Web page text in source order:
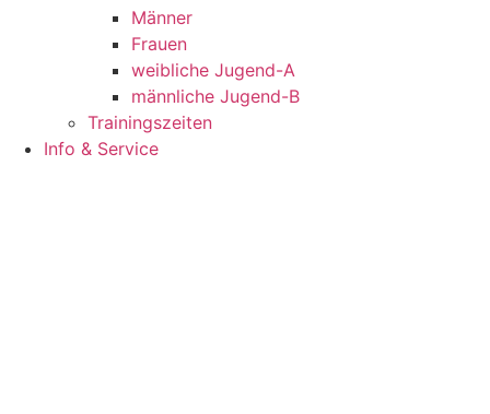
Männer
Frauen
weibliche Jugend-A
männliche Jugend-B
Trainingszeiten
Info & Service